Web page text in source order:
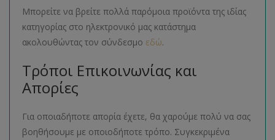
Μπορείτε να βρείτε πολλά παρόμοια προϊόντα της ιδίας
κατηγορίας στο ηλεκτρονικό μας κατάστημα
ακολουθώντας τον σύνδεσμο εδώ.
Τρόποι Επικοινωνίας και
Απορίες
Για οποιαδήποτε απορία έχετε, θα χαρούμε πολύ να σας
βοηθήσουμε με οποιοδήποτε τρόπο. Συγκεκριμένα